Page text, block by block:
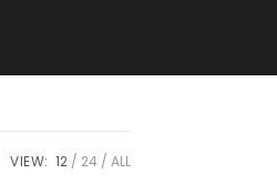
VIEW: 12 24 ALL